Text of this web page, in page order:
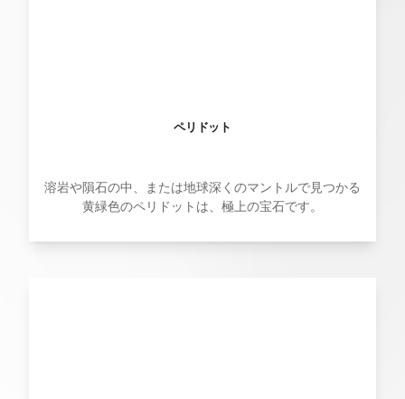
ペリドット
溶岩や隕石の中、または地球深くのマントルで見つかる
黄緑色のペリドットは、極上の宝石です。